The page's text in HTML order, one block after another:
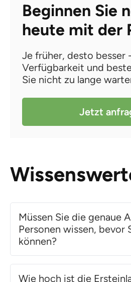
Beginnen Sie
heute mit der
Je früher, desto besser
Verfügbarkeit und
Sie nicht zu lange
Jetzt
Müssen Sie die genaue
Personen wissen, bevor
können?
Wie hoch ist die